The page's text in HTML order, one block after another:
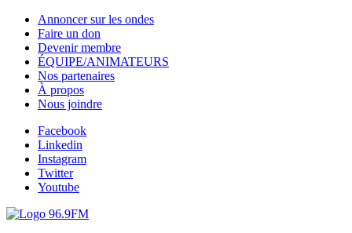
Annoncer sur les ondes
Faire un don
Devenir membre
ÉQUIPE/ANIMATEURS
Nos partenaires
À propos
Nous joindre
Facebook
Linkedin
Instagram
Twitter
Youtube